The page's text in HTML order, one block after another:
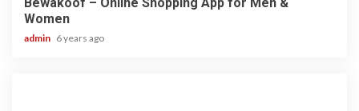
Women
admin 6 years ago